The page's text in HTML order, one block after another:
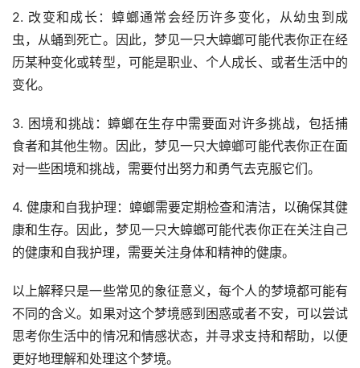
2. 改变和成长：蟑螂通常会经历许多变化，从幼虫到成
虫，从蛹到死亡。因此，梦见一只大蟑螂可能代表你正在经
历某种变化或转型，可能是职业、个人成长、或者生活中的
变化。
3. 困境和挑战：蟑螂在生存中需要面对许多挑战，包括捕
食者和其他生物。因此，梦见一只大蟑螂可能代表你正在面
对一些困境和挑战，需要付出努力和勇气去克服它们。
4. 健康和自我护理：蟑螂需要定期检查和清洁，以确保其健
康和生存。因此，梦见一只大蟑螂可能代表你正在关注自己
的健康和自我护理，需要关注身体和精神的健康。
以上解释只是一些常见的象征意义，每个人的梦境都可能有
不同的含义。如果对这个梦境感到困惑或者不安，可以尝试
思考你生活中的情况和情感状态，并寻求支持和帮助，以便
更好地理解和处理这个梦境。